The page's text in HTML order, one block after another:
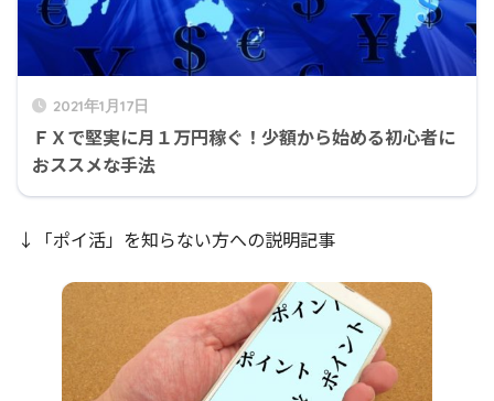
2021年1月17日
ＦＸで堅実に月１万円稼ぐ！少額から始める初心者に
おススメな手法
↓「ポイ活」を知らない方への説明記事